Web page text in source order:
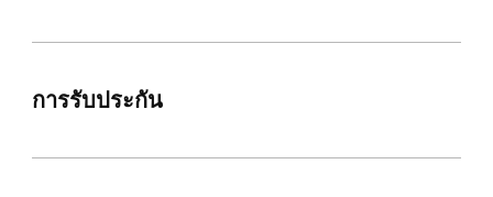
การรับประกัน